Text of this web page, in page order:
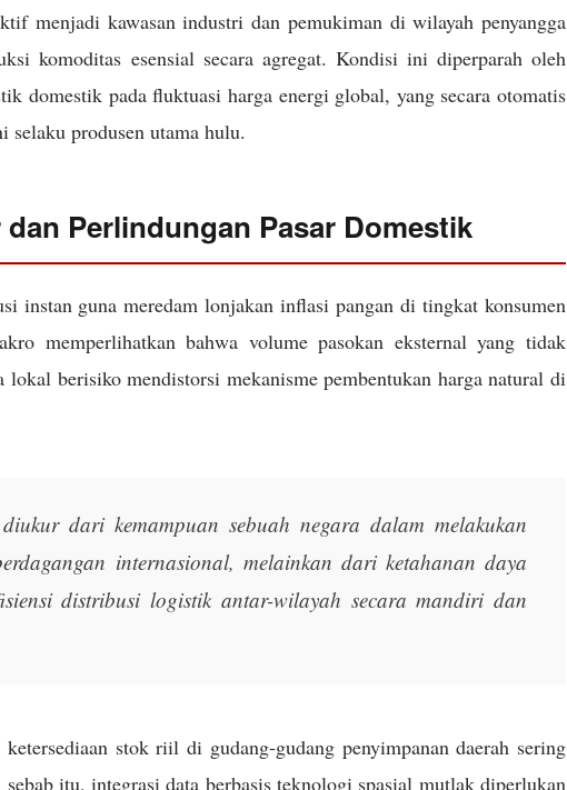
menjadi kawasan industri dan pemukiman di wilayah penyangga
komoditas esensial secara agregat. Kondisi ini diperparah oleh
domestik pada fluktuasi harga energi global, yang secara otomatis
selaku produsen utama hulu.
Perlindungan Pasar Domestik
instan guna meredam lonjakan inflasi pangan di tingkat konsumen
memperlihatkan bahwa volume pasokan eksternal yang tidak
lokal berisiko mendistorsi mekanisme pembentukan harga natural di
dari kemampuan sebuah negara dalam melakukan
internasional, melainkan dari ketahanan daya
distribusi logistik antar-wilayah secara mandiri dan
stok riil di gudang-gudang penyimpanan daerah sering
itu, integrasi data berbasis teknologi spasial mutlak diperlukan